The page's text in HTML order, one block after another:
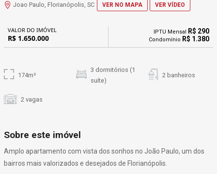
Joao Paulo, Florianópolis, SC VER NO MAPA VER VÍDEO
VALOR DO IMÓVEL
R$ 1.650.000
IPTU Mensal R$ 290
Condomínio R$ 1.380
174m²
3 dormitórios (1
suíte)
2 banheiros
2 vagas
Sobre este imóvel
Amplo apartamento com vista dos sonhos no João Paulo, um dos
bairros mais valorizados e desejados de Florianópolis.